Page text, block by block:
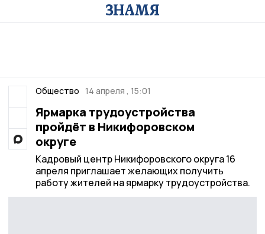
Общество 14 апреля , 15:01
Ярмарка трудоустройства
пройдёт в Никифоровском
округе
Кадровый центр Никифоровского округа 16
апреля приглашает желающих получить
работу жителей на ярмарку трудоустройства.